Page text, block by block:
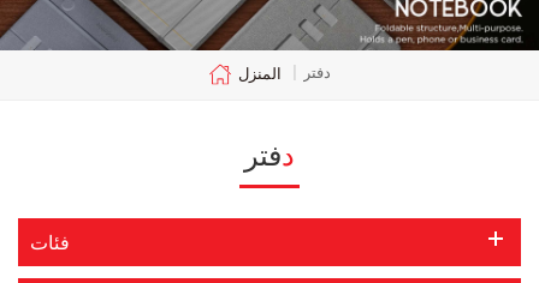
المنزل | دفتر
دفتر
فئات